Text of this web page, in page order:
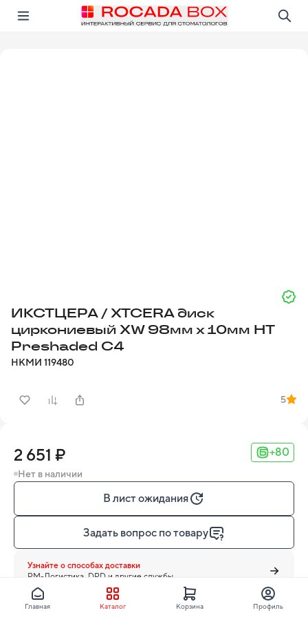
Открыть в приложении!
ИКСТЦЕРА / XTCERA диск
циркониевый XW 98мм х 10мм HT
Preshaded C4
НКМИ 119480
5
2 651 ₽ +80
Нет в наличии
В лист ожидания
Задать вопрос по товару
Узнайте о способах доставки
PM-Логистика, DPD и другие службы
Главная Каталог Корзина Профиль